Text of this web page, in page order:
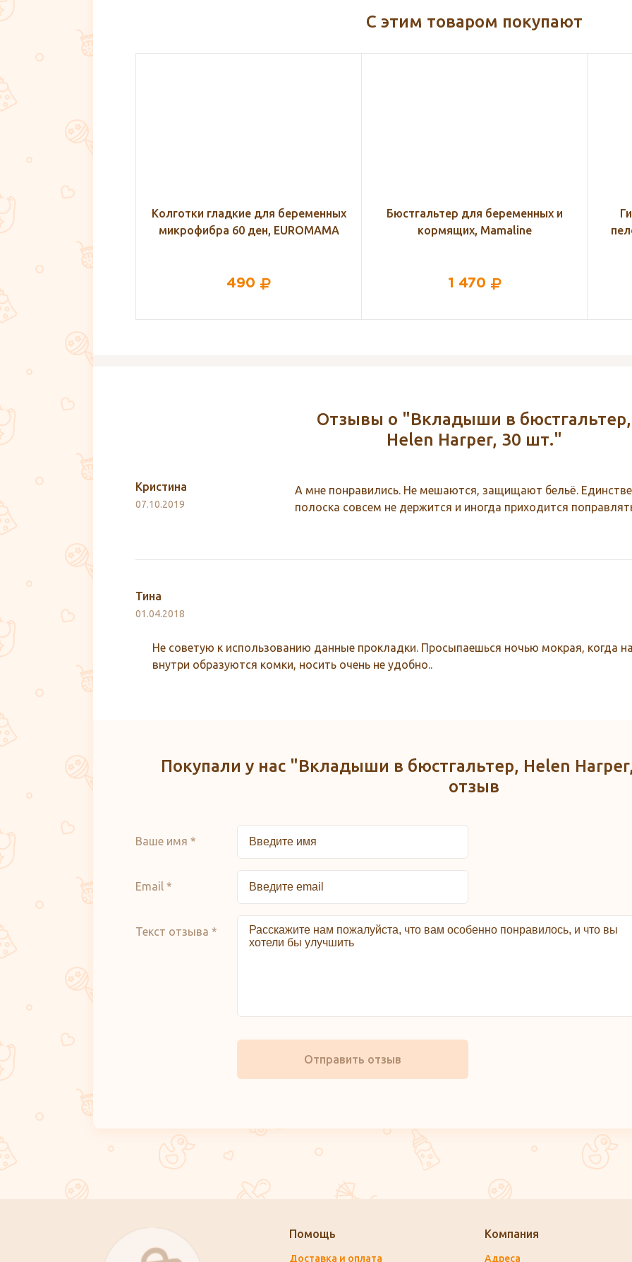
С этим товаром покупают
для беременных
ден, EUROMAMA
Бюстгальтер для беременных и
кормящих, Mamaline
1 470
Гигиенические впитывающие
пеленки Seni Soft Basic 60х90, 10
542
Отзывы о "Вкладыши в бюстгальтер,
Helen Harper, 30 шт."
Кристина
07.10.2019
А мне понравились. Не мешаются, защищают бельё.
полоска совсем не держится и иногда приходится
Тина
01.04.2018
Не советую к использованию данные прокладки. Просыпаешься ночью мокрая, когда
внутри образуются комки, носить очень не удобно..
Покупали у нас "Вкладыши в бюстгальтер, Helen
отзыв
Ваше имя *
Email *
Текст отзыва *
Отправить отзыв
Помощь
Доставка и оплата
Компания
Адреса